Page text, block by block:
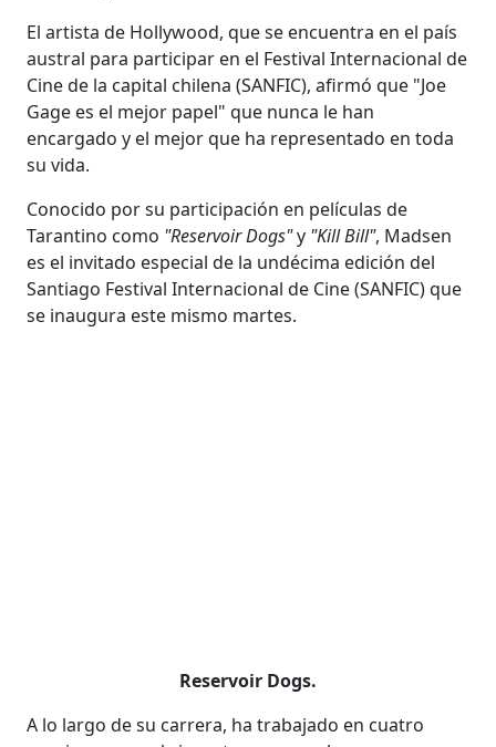
El artista de Hollywood, que se encuentra en el país
austral para participar en el Festival Internacional de
Cine de la capital chilena (SANFIC), afirmó que "Joe
Gage es el mejor papel" que nunca le han
encargado y el mejor que ha representado en toda
su vida.
Conocido por su participación en películas de
Tarantino como "Reservoir Dogs"y "Kill Bill", Madsen
es el invitado especial de la undécima edición del
Santiago Festival Internacional de Cine (SANFIC) que
se inaugura este mismo martes.
Reservoir Dogs.
A lo largo de su carrera, ha trabajado en cuatro